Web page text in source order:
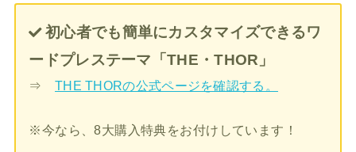
初心者でも簡単にカスタマイズできるワ
ードプレステーマ「THE・THOR」
⇒ THE THORの公式ページを確認する。
※今なら、8大購入特典をお付けしています！